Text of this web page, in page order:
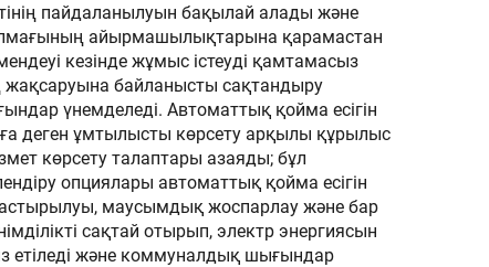
пайдаланылуын бақылай алады және
айырмашылықтарына қарамастан
кезінде жұмыс істеуді қамтамасыз
байланысты сақтандыру
үнемделеді. Автоматтық қойма есігін
деген ұмтылысты көрсету арқылы құрылыс
көрсету талаптары азаяды; бұл
опциялары автоматтық қойма есігін
маусымдық жоспарлау және бар
сақтай отырып, электр энергиясын
етіледі және коммуналдық шығындар